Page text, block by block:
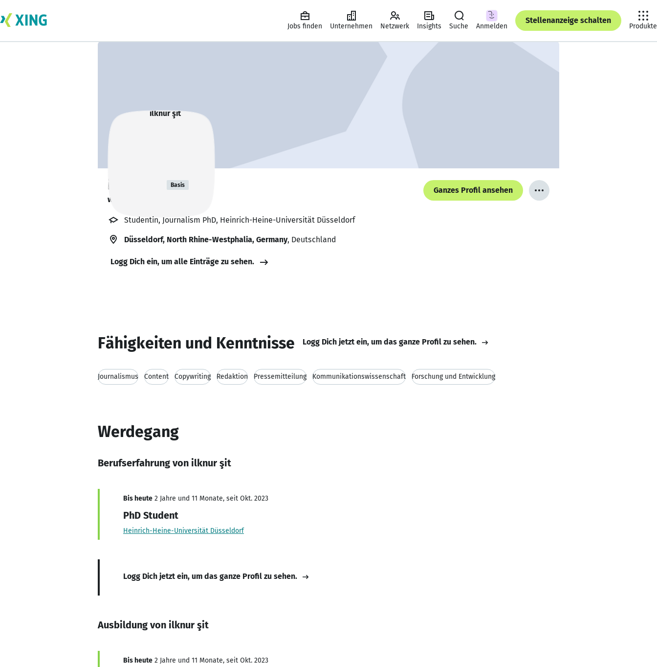
Jobs finden Unternehmen Netzwerk Insights Suche Anmelden
Stellenanzeige schalten
Produkte
ilknur şit Basis
writes the final thesis.
Ganzes Profil ansehen
Studentin, Journalism PhD, Heinrich-Heine-Universität Düsseldorf
Düsseldorf, North Rhine-Westphalia, Germany, Deutschland
Logg Dich ein, um alle Einträge zu sehen.
Fähigkeiten und Kenntnisse Logg Dich jetzt ein, um das ganze Profil zu sehen.
Journalismus Content Copywriting Redaktion Pressemitteilung Kommunikationswissenschaft Forschung und Entwicklung
Werdegang
Berufserfahrung von ilknur şit
Bis heute 2 Jahre und 11 Monate, seit Okt. 2023
PhD Student
Heinrich-Heine-Universität Düsseldorf
Logg Dich jetzt ein, um das ganze Profil zu sehen.
Ausbildung von ilknur şit
Bis heute 2 Jahre und 11 Monate, seit Okt. 2023